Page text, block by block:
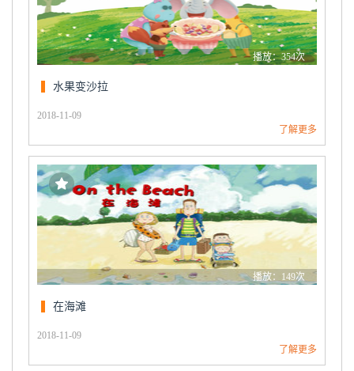
播放：354次
水果变沙拉
2018-11-09
了解更多
播放：149次
在海滩
2018-11-09
了解更多